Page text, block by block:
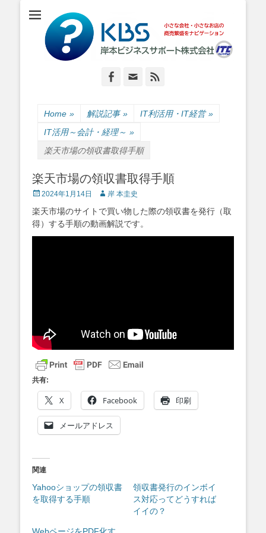
岸本ビジネスサポ
ート株式会社
小さな会社・小さなお店のIT経営をナビゲーション
Facebook
Email
Home » 解説記事 » IT利活用・IT経営 »
IT活用～会計・経理～ »
楽天市場の領収書取得手順
楽天市場の領収書取得手順
Posted
2024年1月14日 Author
岸 本圭史
楽天市場のサイトで買い物した際の領収書を発行（取
得）する手順の動画解説です。
共有:
X Facebook 印刷
メールアドレス
関連
Yahooショップの領収書
を取得する手順
領収書発行のインボイ
ス対応ってどうすれば
イイの？